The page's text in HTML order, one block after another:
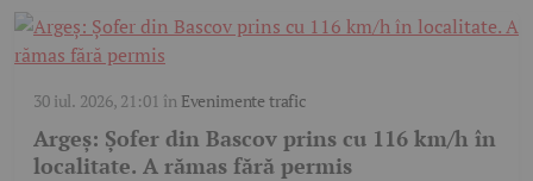
30 iul. 2026, 21:01 în Evenimente trafic
Argeș: Șofer din Bascov prins cu 116 km/h în
localitate. A rămas fără permis